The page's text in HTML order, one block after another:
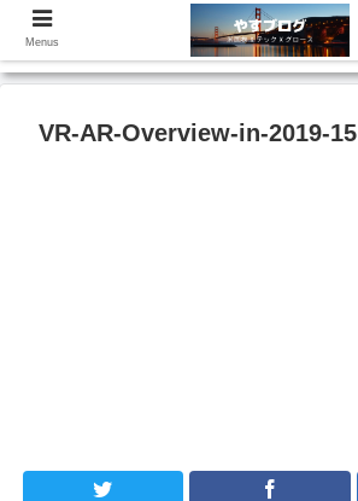
VR-AR-Overview-in-2019-15
Menus